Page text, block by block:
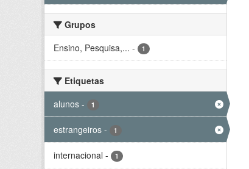
Grupos
Ensino, Pesquisa,... - 1
Etiquetas
alunos - 1
estrangeiros - 1
internacional - 1